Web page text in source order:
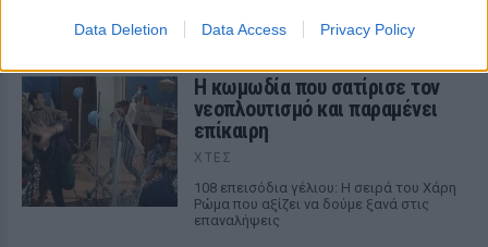
Data Deletion Data Access Privacy Policy
τραγούδια έχουν πολύ περισσότερες
Η κωμωδία που σατίρισε τον
νεοπλουτισμό και παραμένει
επίκαιρη
ΧΤΕΣ
108 επεισόδια γέλιου: Η σειρά του Χάρη
Ρώμα που αξίζει να δούμε ξανά στις
επαναλήψεις